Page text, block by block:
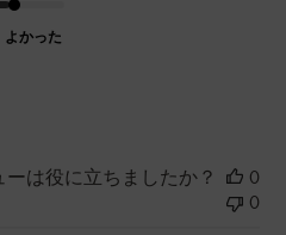
よかった
ーは役に立ちましたか？
0
0